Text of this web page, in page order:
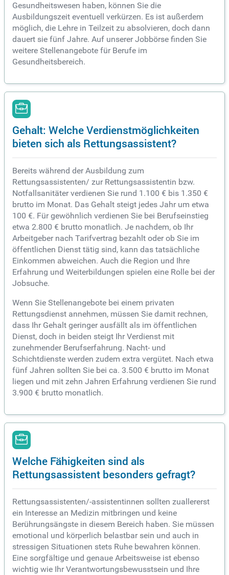
Gesundheitswesen haben, können Sie die
Ausbildungszeit eventuell verkürzen. Es ist außerdem
möglich, die Lehre in Teilzeit zu absolvieren, doch dann
dauert sie fünf Jahre. Auf unserer Jobbörse finden Sie
weitere Stellenangebote für Berufe im
Gesundheitsbereich.
Gehalt: Welche Verdienstmöglichkeiten
bieten sich als Rettungsassistent?
Bereits während der Ausbildung zum
Rettungsassistenten/ zur Rettungsassistentin bzw.
Notfallsanitäter verdienen Sie rund 1.100 € bis 1.350 €
brutto im Monat. Das Gehalt steigt jedes Jahr um etwa
100 €. Für gewöhnlich verdienen Sie bei Berufseinstieg
etwa 2.800 € brutto monatlich. Je nachdem, ob Ihr
Arbeitgeber nach Tarifvertrag bezahlt oder ob Sie im
öffentlichen Dienst tätig sind, kann das tatsächliche
Einkommen abweichen. Auch die Region und Ihre
Erfahrung und Weiterbildungen spielen eine Rolle bei der
Jobsuche.
Wenn Sie Stellenangebote bei einem privaten
Rettungsdienst annehmen, müssen Sie damit rechnen,
dass Ihr Gehalt geringer ausfällt als im öffentlichen
Dienst, doch in beiden steigt Ihr Verdienst mit
zunehmender Berufserfahrung. Nacht- und
Schichtdienste werden zudem extra vergütet. Nach etwa
fünf Jahren sollten Sie bei ca. 3.500 € brutto im Monat
liegen und mit zehn Jahren Erfahrung verdienen Sie rund
3.900 € brutto monatlich.
Welche Fähigkeiten sind als
Rettungsassistent besonders gefragt?
Rettungsassistenten/-assistentinnen sollten zuallererst
ein Interesse an Medizin mitbringen und keine
Berührungsängste in diesem Bereich haben. Sie müssen
emotional und körperlich belastbar sein und auch in
stressigen Situationen stets Ruhe bewahren können.
Eine sorgfältige und genaue Arbeitsweise ist ebenso
wichtig wie Ihr Verantwortungsbewusstsein und Ihre